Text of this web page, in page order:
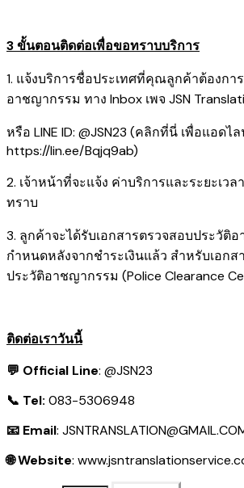
3 ขั้นตอนติดต่อเพื่อขอทราบบริการ
1. แจ้งบริการชื่อประเทศที่คุณลูกค้าต้องกา
อาชญากรรม ทาง Inbox เพจ JSN
หรือ LINE ID: @JSN23 (คลิกที่นี่ เพื่อแอดไ
https://lin.ee/Bqjq9ab)
2. เจ้าหน้าที่จะแจ้ง ค่าบริการและระยะเว
ทราบ
3. ลูกค้าจะได้รับเอกสารตรวจสอบประวัติ
กำหนดหลังจากชำระเงินแล้ว สำหรับเอกส
ประวัติอาชญากรรม (Police Clearance
ติดต่อเราวันนี้
💬 Official Line: @JSN23
📞 Tel: 083-5306948
📧 Email:
🌐 Website: